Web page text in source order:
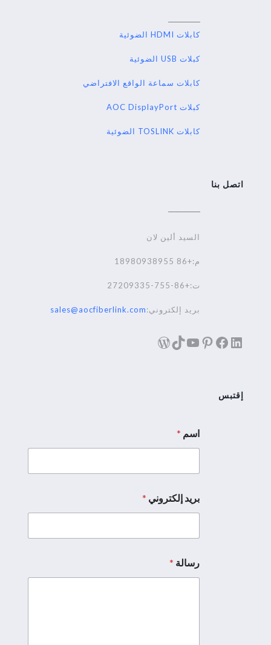
كابلات HDMI الضوئية
كبلات USB الضوئية
كابلات سماعة الواقع الافتراضي
كبلات AOC DisplayPort
كابلات TOSLINK الضوئية
اتصل بنا
السيد ألين لان
م:+86 18980938955
ت:+86-755-27209335
بريد إلكتروني:sales@aocfiberlink.com
لينكد إنفيسبوك
بينترست
يوتيوب
تيك توكووردبريس
إقتبس
اسم *
بريد إلكتروني *
إ
ل
رسالة *